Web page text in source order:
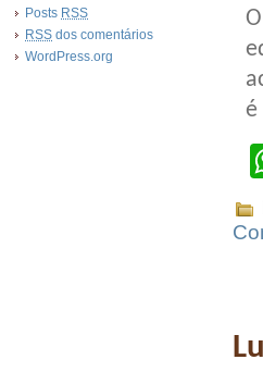
Posts RSS
RSS dos comentários
WordPress.org
é